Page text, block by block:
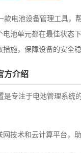
款电池设备管理工具，
电池单元都在最佳状态
施，保障设备的安全稳
方介绍
是专注于电池管理系统
网技术和云计算平台，